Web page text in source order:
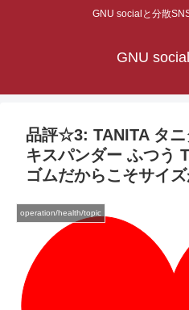
GNU socialと分散
GNU
品評☆3: TANITA タ
キスパンダー ふつう
ゴムだからこそサイ
operation/health/topic